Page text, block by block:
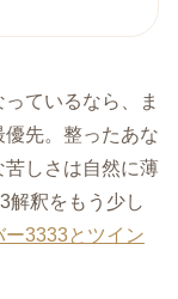
ているなら、ま
先。整ったあな
しさは自然に薄
解釈をもう少し
3333とツイン